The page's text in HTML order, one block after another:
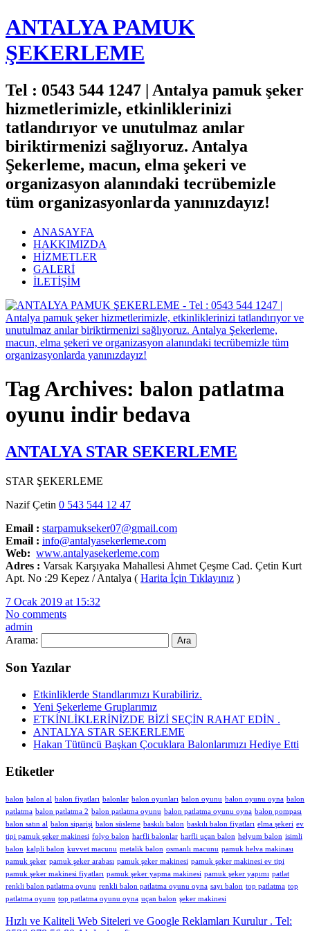
ANTALYA PAMUK
ŞEKERLEME
Tel : 0543 544 1247 | Antalya pamuk şeker
hizmetlerimizle, etkinliklerinizi
tatlandırıyor ve unutulmaz anılar
biriktirmenizi sağlıyoruz. Antalya
Şekerleme, macun, elma şekeri ve
organizasyon alanındaki tecrübemizle
tüm organizasyonlarda yanınızdayız!
ANASAYFA
HAKKIMIZDA
HİZMETLER
GALERİ
İLETİŞİM
Tag Archives: balon patlatma
oyunu indir bedava
ANTALYA STAR SEKERLEME
STAR ŞEKERLEME
Nazif Çetin 0 543 544 12 47
Email : starpamukseker07@gmail.com
Email : info@antalyasekerleme.com
Web: www.antalyasekerleme.com
Adres : Varsak Karşıyaka Mahallesi Ahmet Çeşme Cad. Çetin Kurt
Apt. No :29 Kepez / Antalya ( Harita İçin Tıklayınız )
7 Ocak 2019 at 15:32
No comments
admin
Arama:
Son Yazılar
Etkinliklerde Standlarımızı Kurabiliriz.
Yeni Şekerleme Gruplarımız
ETKİNLİKLERİNİZDE BİZİ SEÇİN RAHAT EDİN .
ANTALYA STAR SEKERLEME
Hakan Tütüncü Başkan Çocuklara Balonlarımızı Hediye Etti
Etiketler
balon balon al balon fiyatları balonlar balon oyunları balon oyunu balon oyunu oyna balon
patlatma balon patlatma 2 balon patlatma oyunu balon patlatma oyunu oyna balon pompası
balon satın al balon siparişi balon süsleme baskılı balon baskılı balon fiyatları elma şekeri ev
tipi pamuk şeker makinesi folyo balon harfli balonlar harfli uçan balon helyum balon isimli
balon kalpli balon kuvvet macunu metalik balon osmanlı macunu pamuk helva makinası
pamuk şeker pamuk şeker arabası pamuk şeker makinesi pamuk şeker makinesi ev tipi
pamuk şeker makinesi fiyatları pamuk şeker yapma makinesi pamuk şeker yapımı patlat
renkli balon patlatma oyunu renkli balon patlatma oyunu oyna sayı balon top patlatma top
patlatma oyunu top patlatma oyunu oyna uçan balon şeker makinesi
Hızlı ve Kaliteli Web Siteleri ve Google Reklamları Kurulur . Tel: